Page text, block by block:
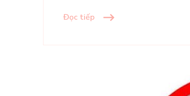
Đọc tiếp